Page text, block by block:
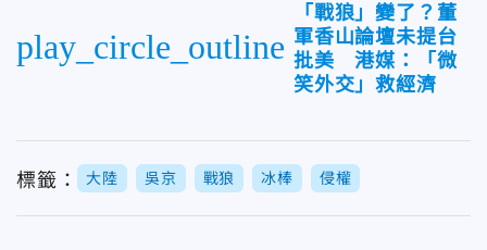
play_circle_outline
「戰狼」變了？董
軍香山論壇未提台
批美 港媒：「微
笑外交」救經濟
標籤： 大陸 吳京 戰狼 冰棒 侵權